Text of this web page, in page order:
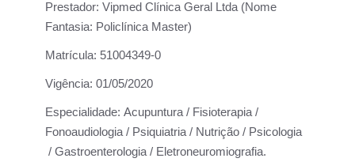
Prestador: Vipmed Clínica Geral Ltda (Nome
Fantasia: Policlínica Master)
Matrícula: 51004349-0
Vigência: 01/05/2020
Especialidade: Acupuntura / Fisioterapia /
Fonoaudiologia / Psiquiatria / Nutrição / Psicologia
/ Gastroenterologia / Eletroneuromiografia.